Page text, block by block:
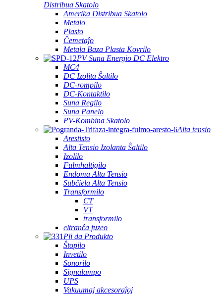
Distribua Skatolo
Amerika Distribua Skatolo
Metalo
Plasto
Ĉemetaĵo
Metala Baza Plasta Kovrilo
PV Suna Energio DC Elektro
MC4
DC Izolita Ŝaltilo
DC-rompilo
DC-Kontaktilo
Suna Regilo
Suna Panelo
PV-Kombina Skatolo
Alta tensio
Arestisto
Alta Tensio Izolanta Ŝaltilo
Izolilo
Fulmhaltigilo
Endoma Alta Tensio
Subĉiela Alta Tensio
Transformilo
CT
VT
transformilo
eltranĉa fuzeo
Pli da Produkto
Ŝtopilo
Invetilo
Sonorilo
Signalampo
UPS
Vakuumaj akcesoraĵoj